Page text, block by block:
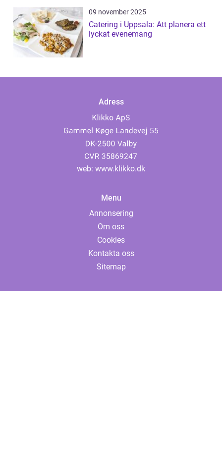
09 november 2025
Catering i Uppsala: Att planera ett
lyckat evenemang
Adress
web: www.klikko.dk
Menu
Annonsering
Om oss
Cookies
Kontakta oss
Sitemap